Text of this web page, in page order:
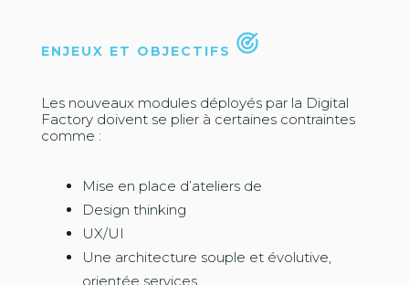
ENJEUX ET OBJECTIFS
Les nouveaux modules déployés par la Digital
Factory doivent se plier à certaines contraintes
comme :
Mise en place d’ateliers de
Design thinking
UX/UI
Une architecture souple et évolutive,
orientée services